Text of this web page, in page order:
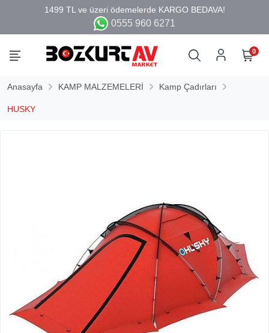
0555 960 6271
0
Anasayfa KAMP MALZEMELERİ Kamp Çadırları
HUSKY